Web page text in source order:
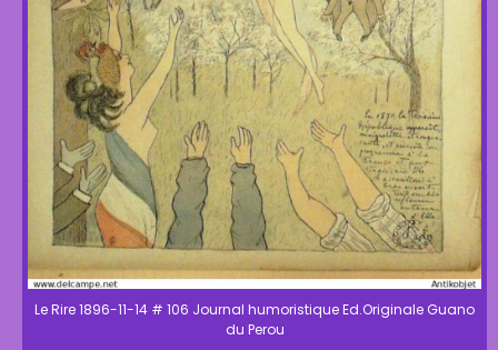
Le Rire 1896-11-14 # 106 Journal humoristique Ed.Originale Guano
du Perou